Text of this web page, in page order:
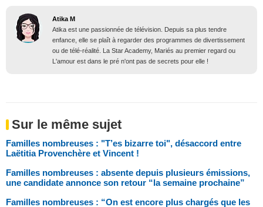
Atika M
Atika est une passionnée de télévision. Depuis sa plus tendre
enfance, elle se plaît à regarder des programmes de divertissement
ou de télé-réalité. La Star Academy, Mariés au premier regard ou
L'amour est dans le pré n'ont pas de secrets pour elle !
Sur le même sujet
Familles nombreuses : "T’es bizarre toi", désaccord entre
Laëtitia Provenchère et Vincent !
Familles nombreuses : absente depuis plusieurs émissions,
une candidate annonce son retour “la semaine prochaine”
Familles nombreuses : “On est encore plus chargés que les